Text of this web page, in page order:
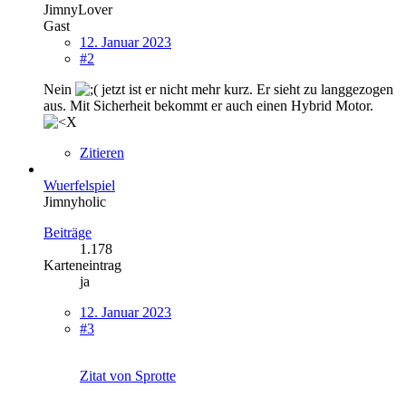
JimnyLover
Gast
12. Januar 2023
#2
Nein
jetzt ist er nicht mehr kurz. Er sieht zu langgezogen
aus. Mit Sicherheit bekommt er auch einen Hybrid Motor.
Zitieren
Wuerfelspiel
Jimnyholic
Beiträge
1.178
Karteneintrag
ja
12. Januar 2023
#3
Zitat von Sprotte